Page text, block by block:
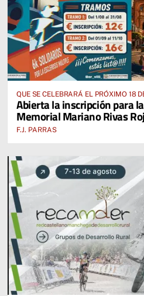
QUE SE CELEBRARÁ EL PRÓXIMO 18
DESDE EL PABELLÓN VICENTE
Abierta la inscripción para
Memorial Mariano Rivas
F.J. PARRAS